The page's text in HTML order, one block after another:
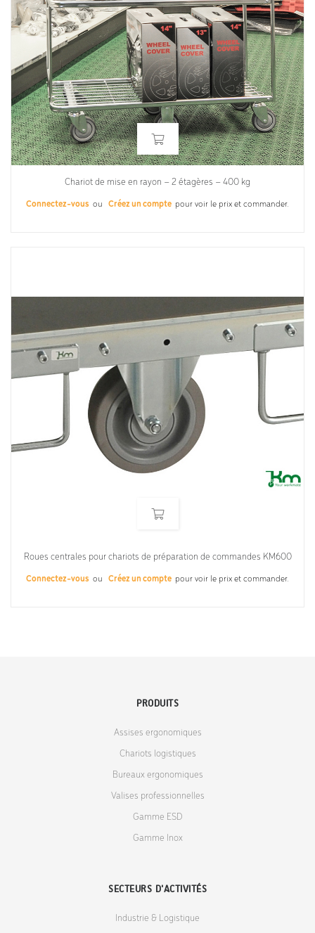
Chariot de mise en rayon – 2 étagères – 400 kg
Connectez-vous ou Créez un compte pour voir le prix et commander.
Roues centrales pour chariots de préparation de commandes KM600
Connectez-vous ou Créez un compte pour voir le prix et commander.
PRODUITS
Assises ergonomiques
Chariots logistiques
Bureaux ergonomiques
Valises professionnelles
Gamme ESD
Gamme Inox
SECTEURS D'ACTIVITÉS
Industrie & Logistique